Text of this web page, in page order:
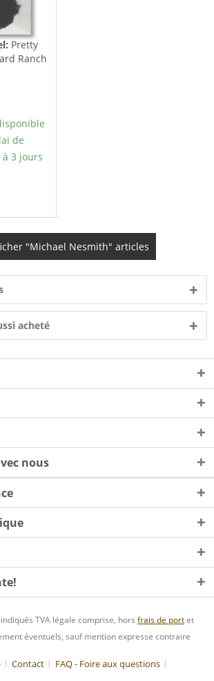
Pretty
Ranch
de
3 jours
"Michael Nesmith" articles
acheté
nous
TVA légale comprise, hors frais de portet
éventuels, sauf mention expresse contraire
Contact FAQ - Foire aux questions